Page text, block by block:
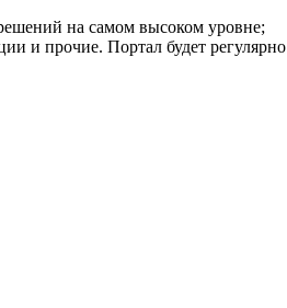
на самом высоком уровне;
и прочие. Портал будет регулярно